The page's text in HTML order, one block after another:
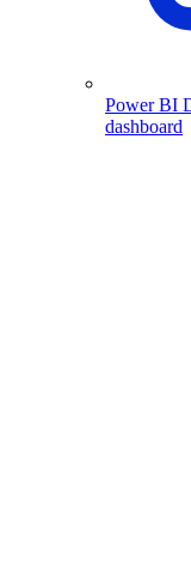
Power BI
dashboard